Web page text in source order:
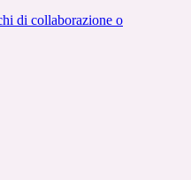
di collaborazione o